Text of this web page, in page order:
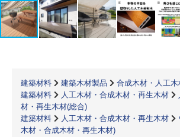
建築材料 建築木材製品
合成木材・人工木
建築材料
人工木材・合成木材・再生木材
材・再生木材(総合)
建築材料
人工木材・合成木材・再生木材
木材・合成木材・再生木材)